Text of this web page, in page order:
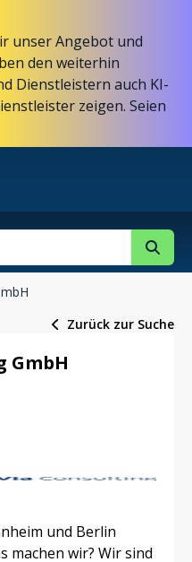
unser Angebot und
den weiterhin
Dienstleistern auch KI-
zeigen. Seien
Zurück zur Suche
GmbH
und Berlin
machen wir? Wir sind